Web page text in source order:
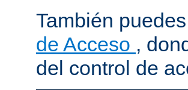
También
de Acceso ,
del control de